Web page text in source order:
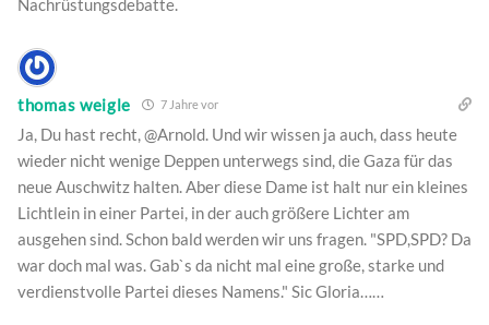
Nachrüstungsdebatte.
thomas weigle 7 Jahre vor
Ja, Du hast recht, @Arnold. Und wir wissen ja auch, dass heute
wieder nicht wenige Deppen unterwegs sind, die Gaza für das
neue Auschwitz halten. Aber diese Dame ist halt nur ein kleines
Lichtlein in einer Partei, in der auch größere Lichter am
ausgehen sind. Schon bald werden wir uns fragen. "SPD,SPD? Da
war doch mal was. Gab`s da nicht mal eine große, starke und
verdienstvolle Partei dieses Namens." Sic Gloria……